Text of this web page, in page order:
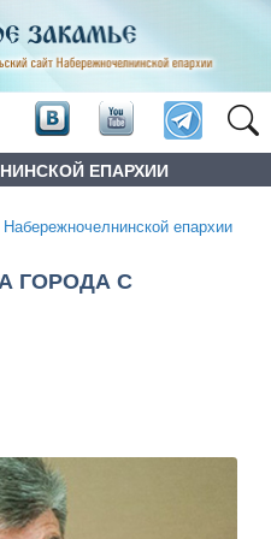
ЕПАРХИИ
Набережночелнинской епархии
ГОРОДА С